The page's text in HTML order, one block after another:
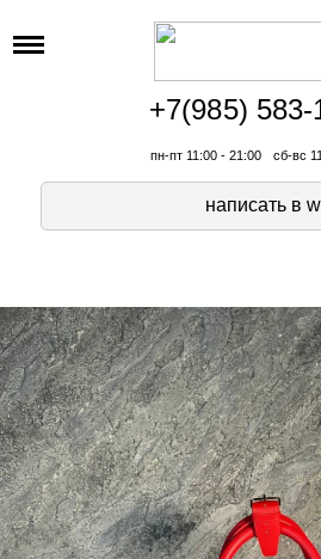
+7(985) 583-
пн-пт 11:00 - 21:00 сб-вс
написать в